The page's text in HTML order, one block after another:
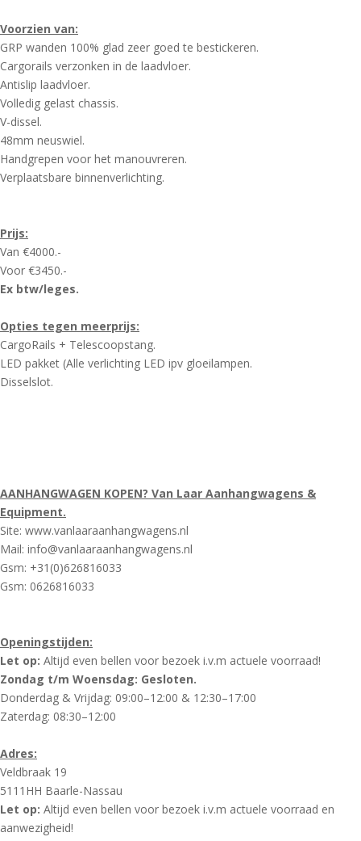
Voorzien van:
GRP wanden 100% glad zeer goed te bestickeren.
Cargorails verzonken in de laadvloer.
Antislip laadvloer.
Volledig gelast chassis.
V-dissel.
48mm neuswiel.
Handgrepen voor het manouvreren.
Verplaatsbare binnenverlichting.
Prijs:
Van €4000.-
Voor €3450.-
Ex btw/leges.
Opties tegen meerprijs:
CargoRails + Telescoopstang.
LED pakket (Alle verlichting LED ipv gloeilampen.
Disselslot.
AANHANGWAGEN KOPEN? Van Laar Aanhangwagens &
Equipment.
Site: www.vanlaaraanhangwagens.nl
Mail: info@vanlaaraanhangwagens.nl
Gsm: +31(0)626816033
Gsm: 0626816033
Openingstijden:
Let op: Altijd even bellen voor bezoek i.v.m actuele voorraad!
Zondag t/m Woensdag: Gesloten.
Donderdag & Vrijdag: 09:00–12:00 & 12:30–17:00
Zaterdag: 08:30–12:00
Adres:
Veldbraak 19
5111HH Baarle-Nassau
Let op: Altijd even bellen voor bezoek i.v.m actuele voorraad en
aanwezigheid!